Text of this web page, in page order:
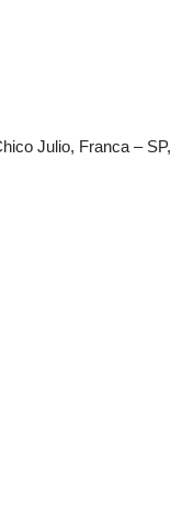
Julio, Franca – SP,